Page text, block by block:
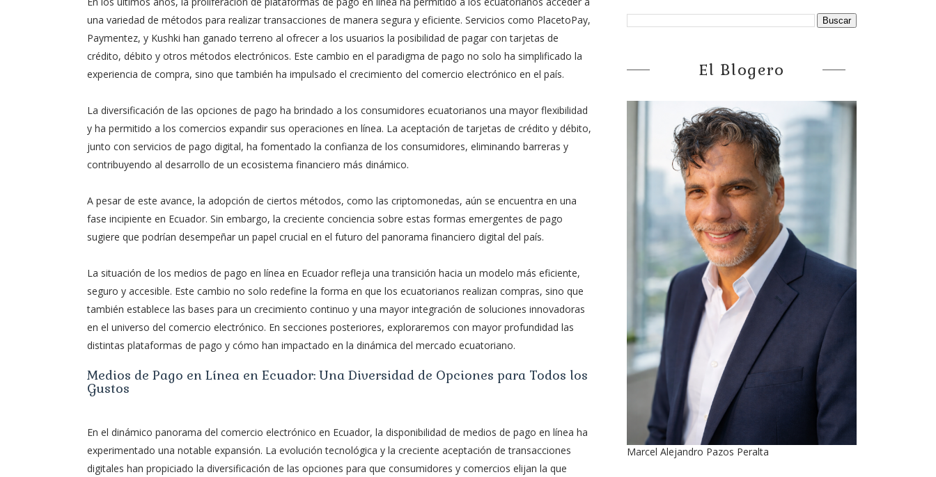
una variedad de métodos para realizar transacciones de manera segura y eficiente. Servicios como PlacetoPay,
Paymentez, y Kushki han ganado terreno al ofrecer a los usuarios la posibilidad de pagar con tarjetas de
crédito, débito y otros métodos electrónicos. Este cambio en el paradigma de pago no solo ha simplificado la
experiencia de compra, sino que también ha impulsado el crecimiento del comercio electrónico en el país.
La diversificación de las opciones de pago ha brindado a los consumidores ecuatorianos una mayor flexibilidad
y ha permitido a los comercios expandir sus operaciones en línea. La aceptación de tarjetas de crédito y débito,
junto con servicios de pago digital, ha fomentado la confianza de los consumidores, eliminando barreras y
contribuyendo al desarrollo de un ecosistema financiero más dinámico.
A pesar de este avance, la adopción de ciertos métodos, como las criptomonedas, aún se encuentra en una
fase incipiente en Ecuador. Sin embargo, la creciente conciencia sobre estas formas emergentes de pago
sugiere que podrían desempeñar un papel crucial en el futuro del panorama financiero digital del país.
La situación de los medios de pago en línea en Ecuador refleja una transición hacia un modelo más eficiente,
seguro y accesible. Este cambio no solo redefine la forma en que los ecuatorianos realizan compras, sino que
también establece las bases para un crecimiento continuo y una mayor integración de soluciones innovadoras
en el universo del comercio electrónico. En secciones posteriores, exploraremos con mayor profundidad las
distintas plataformas de pago y cómo han impactado en la dinámica del mercado ecuatoriano.
Medios de Pago en Línea en Ecuador: Una Diversidad de Opciones para Todos los
Gustos
En el dinámico panorama del comercio electrónico en Ecuador, la disponibilidad de medios de pago en línea ha
experimentado una notable expansión. La evolución tecnológica y la creciente aceptación de transacciones
digitales han propiciado la diversificación de las opciones para que consumidores y comercios elijan la que
El Blogero
Marcel Alejandro Pazos Peralta